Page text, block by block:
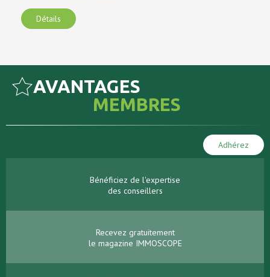
Détails
AVANTAGES
MEMBRES
Adhérez
Bénéficiez de l'expertise
des conseillers
Recevez gratuitement
le magazine IMMOSCOPE